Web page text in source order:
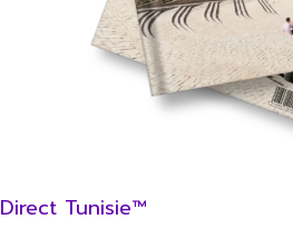
Direct Tunisie™